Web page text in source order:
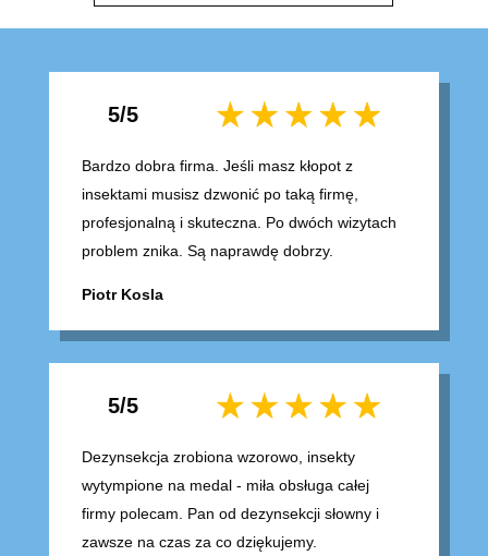
5/5
Bardzo dobra firma. Jeśli masz kłopot z
insektami musisz dzwonić po taką firmę,
profesjonalną i skuteczna. Po dwóch wizytach
problem znika. Są naprawdę dobrzy.
Piotr Kosla
5/5
Dezynsekcja zrobiona wzorowo, insekty
wytympione na medal - miła obsługa całej
firmy polecam. Pan od dezynsekcji słowny i
zawsze na czas za co dziękujemy.